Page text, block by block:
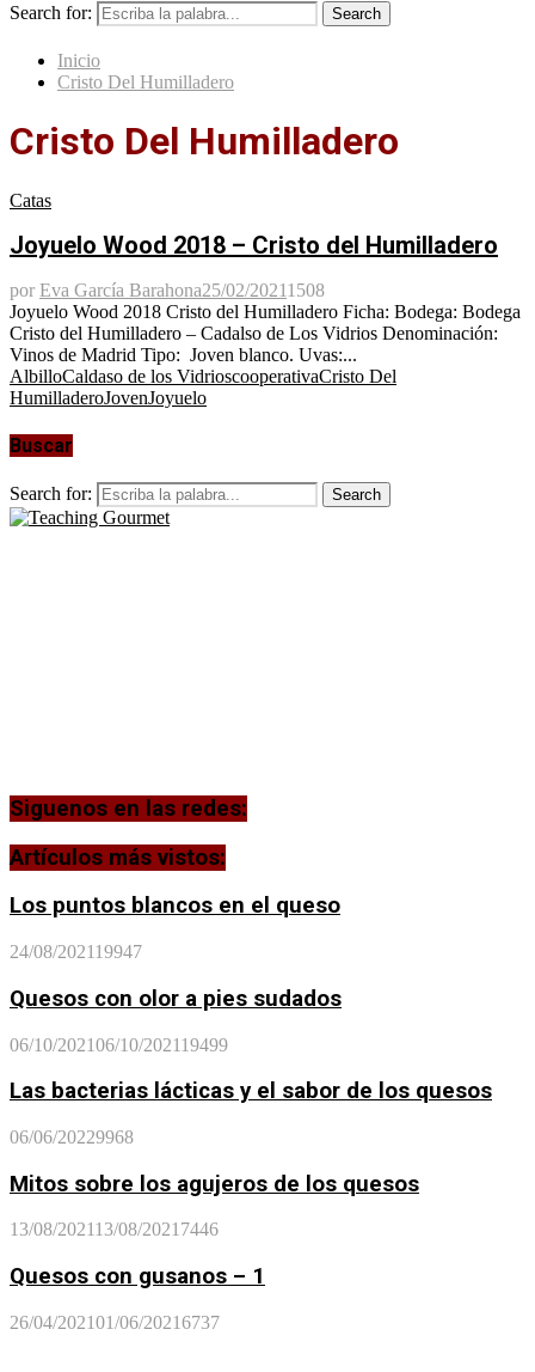
Search for: Search
Inicio
Cristo Del Humilladero
Cristo Del Humilladero
Catas
Joyuelo Wood 2018 – Cristo del Humilladero
por Eva García Barahona25/02/20211508
Joyuelo Wood 2018 Cristo del Humilladero Ficha: Bodega: Bodega
Cristo del Humilladero – Cadalso de Los Vidrios Denominación:
Vinos de Madrid Tipo: Joven blanco. Uvas:...
AlbilloCaldaso de los VidrioscooperativaCristo Del
HumilladeroJovenJoyuelo
Buscar
Search for: Search
Siguenos en las redes:
Artículos más vistos:
Los puntos blancos en el queso
24/08/202119947
Quesos con olor a pies sudados
06/10/202106/10/202119499
Las bacterias lácticas y el sabor de los quesos
06/06/20229968
Mitos sobre los agujeros de los quesos
13/08/202113/08/20217446
Quesos con gusanos – 1
26/04/202101/06/20216737